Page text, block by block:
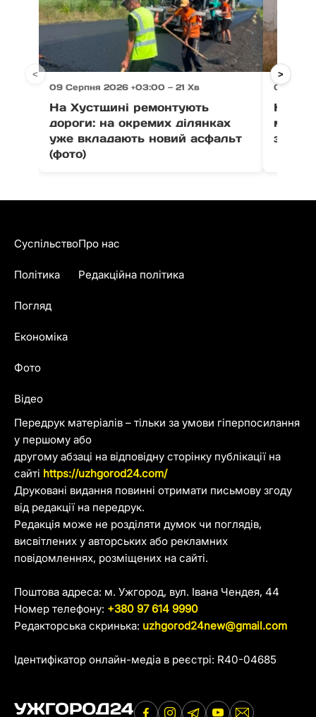
09 Серпня 2026 +03:00 — 21 Хв
На Хустщині ремонтують
дороги: на окремих ділянках
уже вкладають новий асфальт
(фото)
09
На
< >
Передрук матеріалів – тільки за умови гіперпосилання
у першому або
другому абзаці на відповідну сторінку публікації на
сайті https://uzhgorod24.com/
Друковані видання повинні отримати письмову згоду
від редакції на передрук.
Редакція може не розділяти думок чи поглядів,
висвітлених у авторських або рекламних
повідомленнях, розміщених на сайті.
Поштова адреса: м. Ужгород, вул. Івана Чендея, 44
Номер телефону: +380 97 614 9990
Редакторська скринька: uzhgorod24new@gmail.com
Ідентифікатор онлайн-медіа в реєстрі: R40-04685
Суспільство
Політика
Погляд
Економіка
Фото
Відео
Про нас
Редакційна політика